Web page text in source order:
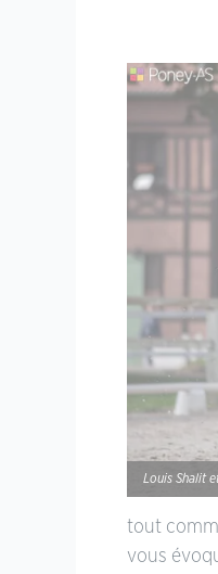
Louis Shalit
tout
vous